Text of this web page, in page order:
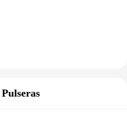
Pulseras